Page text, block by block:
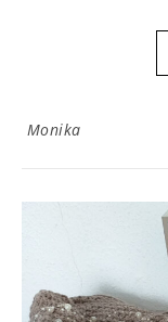
Monika